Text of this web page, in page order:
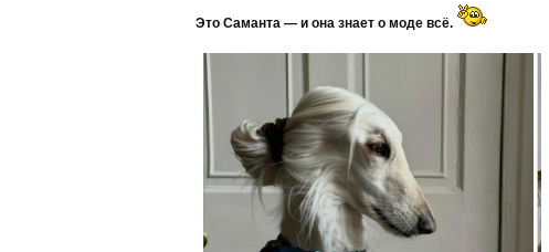
Это Саманта — и она знает о моде всё.